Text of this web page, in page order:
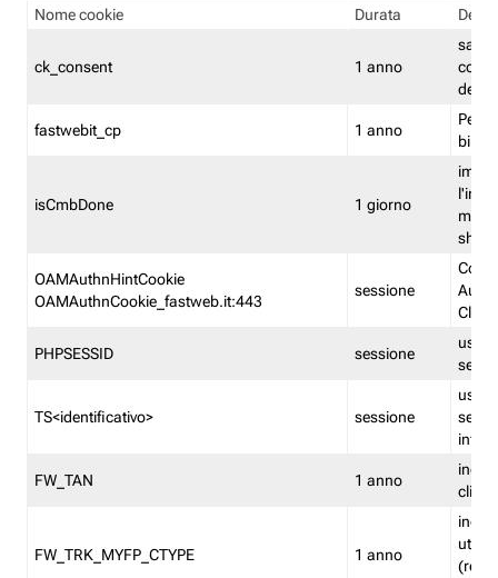
Nome cookie Durata
ck_consent 1 anno
salva
dei
fastwebit_cp 1 anno
isCmbDone 1 giorno
shp
OAMAuthnHintCookie
OAMAuthnCookie_fastweb.it:443
sessione
PHPSESSID sessione
TS<identificativo> sessione
FW_TAN 1 anno
FW_TRK_MYFP_CTYPE 1 anno